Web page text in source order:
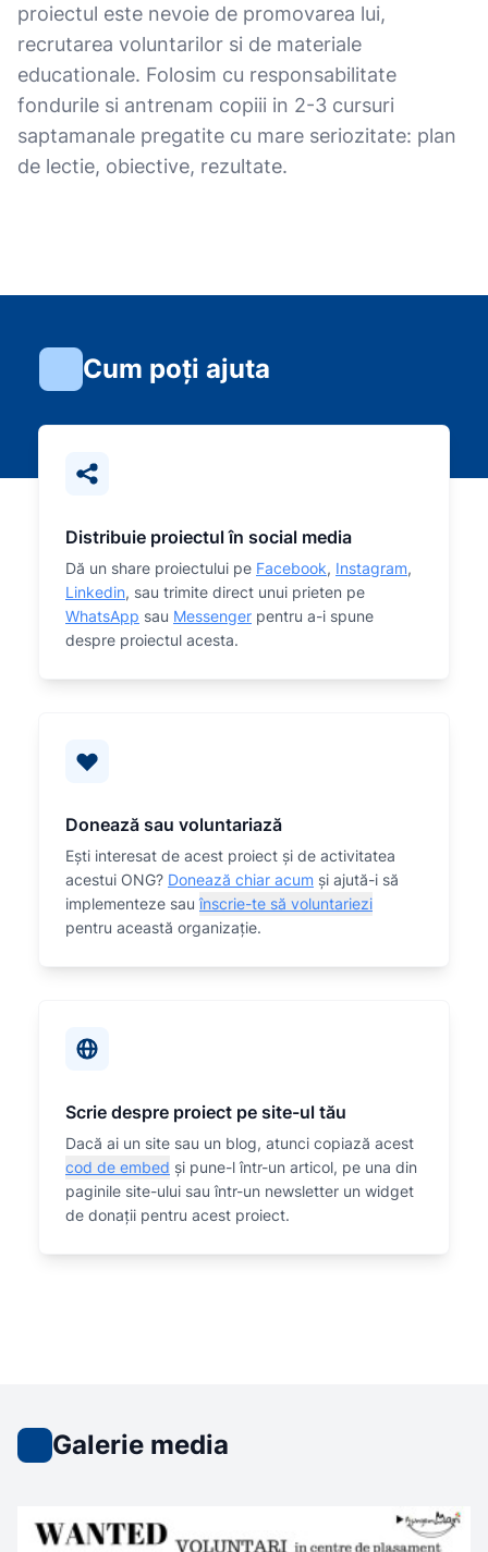
proiectul este nevoie de promovarea lui,
recrutarea voluntarilor si de materiale
educationale. Folosim cu responsabilitate
fondurile si antrenam copiii in 2-3 cursuri
saptamanale pregatite cu mare seriozitate: plan
de lectie, obiective, rezultate.
Cum poți ajuta
Distribuie proiectul în social media
Dă un share proiectului pe Facebook, Instagram,
Linkedin, sau trimite direct unui prieten pe
WhatsApp sau Messenger pentru a-i spune
despre proiectul acesta.
Donează sau voluntariază
Eşti interesat de acest proiect și de activitatea
acestui ONG? Donează chiar acum și ajută-i să
implementeze sauînscrie-te să voluntariezi
pentru această organizaţie.
Scrie despre proiect pe site-ul tău
Dacă ai un site sau un blog, atunci copiază acest
cod de embed și pune-l într-un articol, pe una din
paginile site-ului sau într-un newsletter un widget
de donații pentru acest proiect.
Galerie media